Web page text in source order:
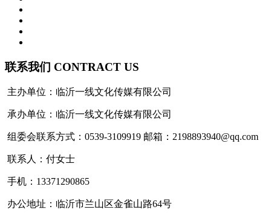
联系我们 CONTRACT US
主办单位：临沂一线文化传媒有限公司
承办单位：临沂一线文化传媒有限公司
组委会联系方式：0539-3109919 邮箱：2198893940@qq.com
联系人：付女士
手机：13371290865
办公地址：临沂市兰山区金雀山路64号